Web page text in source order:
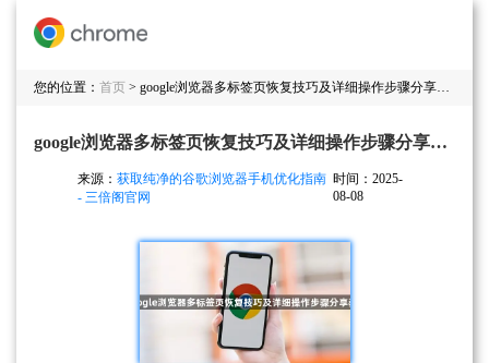
您的位置： 首页 > google浏览器多标签页恢复技巧及详细操作步骤分享教程
google浏览器多标签页恢复技巧及详细操作步骤分享教程
来源： 获取纯净的谷歌浏览器手机优化指南
- 三倍阁官网
时间：2025-
08-08